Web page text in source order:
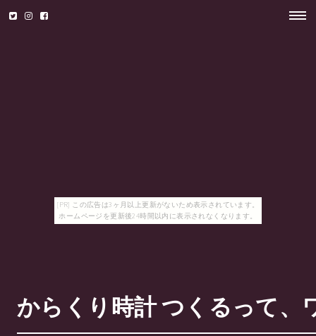
[PR] この広告は3ヶ月以上更新がないため表示されています。
ホームページを更新後24時間以内に表示されなくなります。
からくり時計 つくるって、